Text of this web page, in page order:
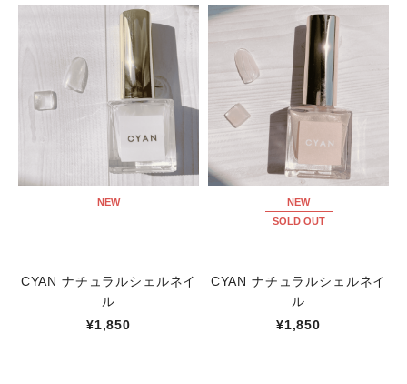
NEW
CYAN ナチュラルシェルネイ
ル
¥1,850
NEW
SOLD OUT
CYAN ナチュラルシェルネイ
ル
¥1,850